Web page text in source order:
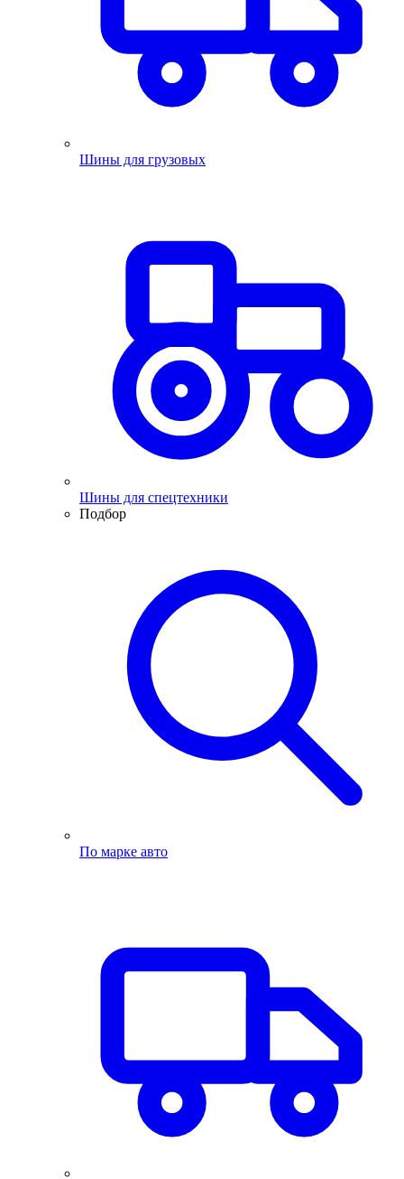
Шины для грузовых
Шины для спецтехники
Подбор
По марке авто